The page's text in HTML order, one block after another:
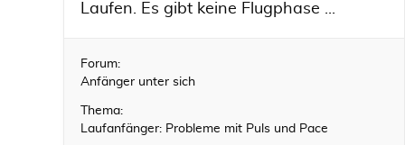
Laufen. Es gibt keine Flugphase ...
Forum:
Anfänger unter sich
Thema:
Laufanfänger: Probleme mit Puls und Pace